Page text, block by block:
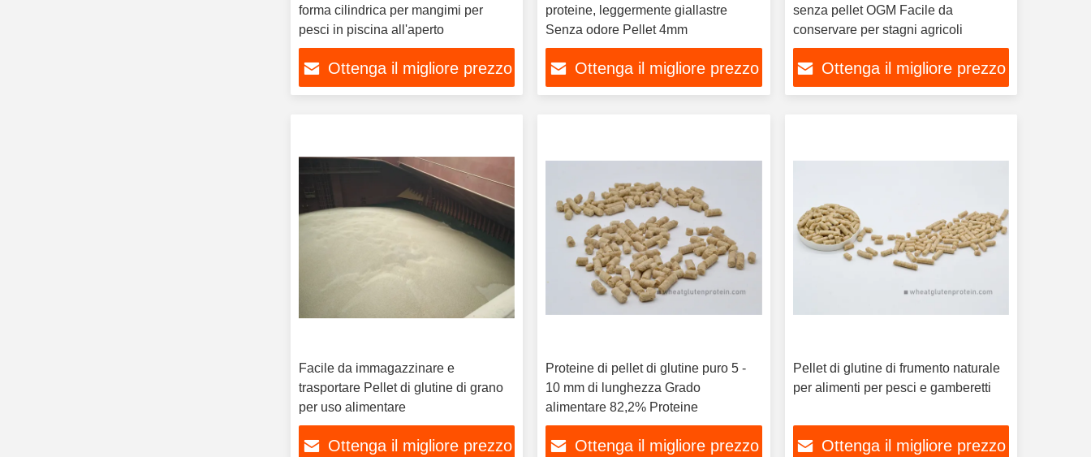
forma cilindrica per mangimi per
pesci in piscina all'aperto
Ottenga il migliore prezzo
proteine, leggermente giallastre
Senza odore Pellet 4mm
Ottenga il migliore prezzo
senza pellet OGM Facile da
conservare per stagni agricoli
Ottenga il migliore prezzo
Facile da immagazzinare e
trasportare Pellet di glutine di grano
per uso alimentare
Ottenga il migliore prezzo
Proteine di pellet di glutine puro 5 -
10 mm di lunghezza Grado
alimentare 82,2% Proteine
Ottenga il migliore prezzo
Pellet di glutine di frumento naturale
per alimenti per pesci e gamberetti
Ottenga il migliore prezzo